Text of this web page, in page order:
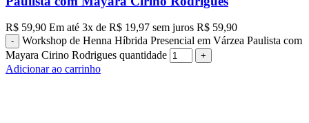
R$ 59,90 Em até 3x de R$ 19,97 sem juros R$ 59,90
Workshop de Henna Híbrida Presencial em Várzea Paulista com
Mayara Cirino Rodrigues quantidade
Adicionar ao carrinho